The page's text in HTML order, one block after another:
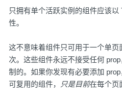
只拥有单个活跃实例的组件应该
性。
这不意味着组件只可用于一个单页
次。这些组件永远不接受任何
制的。如果你发现有必要添加
可复用的组件，
只是目前在每个页